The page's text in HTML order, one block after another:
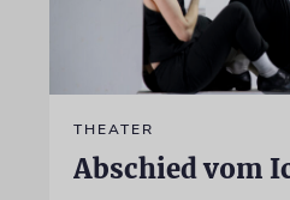
THEATER
Abschied vom